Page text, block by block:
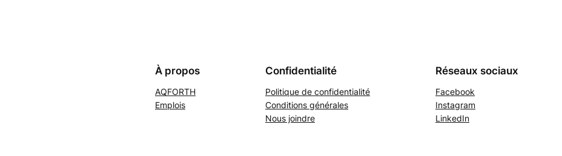
À propos
AQFORTH
Emplois
Confidentialité
Politique de confidentialité
Conditions générales
Nous joindre
Réseaux sociaux
Facebook
Instagram
LinkedIn